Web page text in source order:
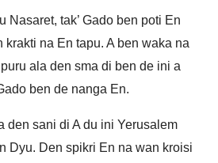
Nasaret, tak’ Gado ben poti En
krakti na En tapu. A ben waka na
ala den sma di ben de ini a
ben de nanga En.
den sani di A du ini Yerusalem
Dyu. Den spikri En na wan kroisi